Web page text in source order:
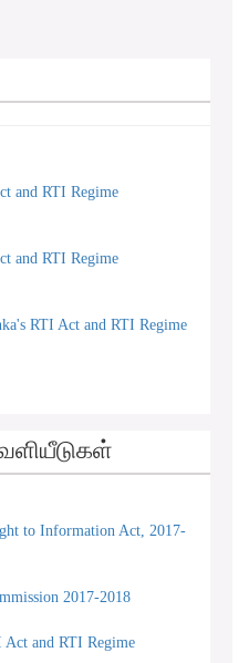
and RTI Regime
and RTI Regime
RTI Act and RTI Regime
to Information Act, 2017-
2017-2018
Act and RTI Regime